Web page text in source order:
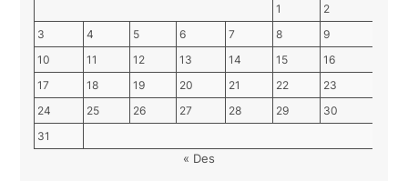
1
2
3
4 5 6 7 8
9
10
11 12 13 14 15
16
17
18 19 20 21 22
23
24
25 26 27 28 29
30
31
« Des